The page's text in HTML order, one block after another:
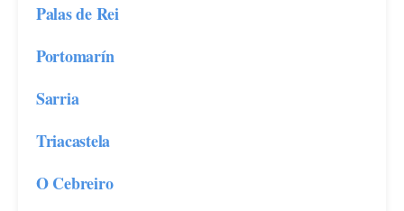
Palas de Rei
Portomarín
Sarria
Triacastela
O Cebreiro